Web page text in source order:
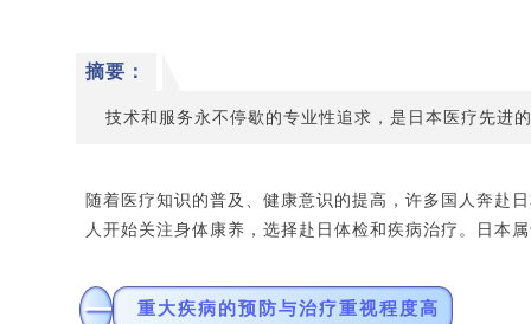
摘要：
技术和服务永不停歇的专业性追求，是日本医疗先进
随着医疗知识的普及、健康意识的提高，许多国人奔赴
人开始关注身体康养，选择赴日体检和疾病治疗。日本
一 重大疾病的预防与治疗重视程度高